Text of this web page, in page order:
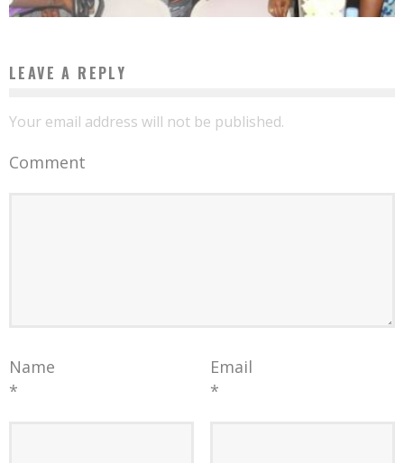
LEAVE A REPLY
Your email address will not be published.
Comment
Name
*
Email
*